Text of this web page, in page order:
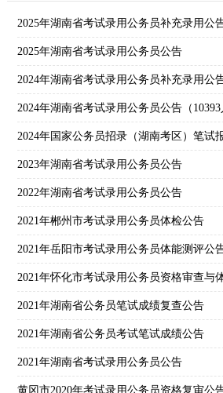
2025年湖南省考试录用公务员补充录用公
2025年湖南省考试录用公务员公告
2024年湖南省考试录用公务员补充录用公
2024年湖南省考试录用公务员公告（10393
2024年国家公务员招录（湖南考区）笔试
2023年湖南省考试录用公务员公告
2022年湖南省考试录用公务员公告
2021年郴州市考试录用公务员体检公告
2021年岳阳市考试录用公务员体能测评公
2021年怀化市考试录用公务员资格审查与
2021年湖南省公务员笔试成绩复查公告
2021年湖南省公务员考试笔试成绩公告
2021年湖南省考试录用公务员公告
黄冈市2020年考试录用公务员资格复审公